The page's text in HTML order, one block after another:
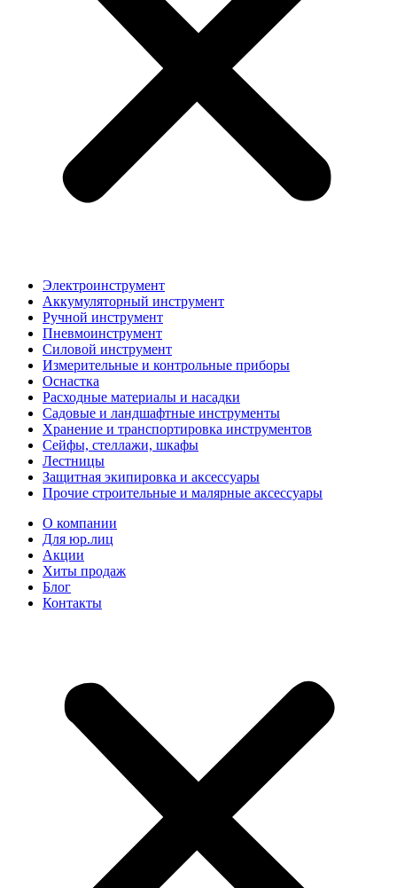
Электроинструмент
Аккумуляторный инструмент
Ручной инструмент
Пневмоинструмент
Силовой инструмент
Измерительные и контрольные приборы
Оснастка
Расходные материалы и насадки
Садовые и ландшафтные инструменты
Хранение и транспортировка инструментов
Сейфы, стеллажи, шкафы
Лестницы
Защитная экипировка и аксессуары
Прочие строительные и малярные аксессуары
О компании
Для юр.лиц
Акции
Хиты продаж
Блог
Контакты